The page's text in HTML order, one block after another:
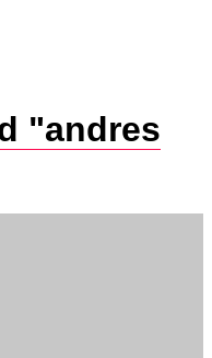
"andres